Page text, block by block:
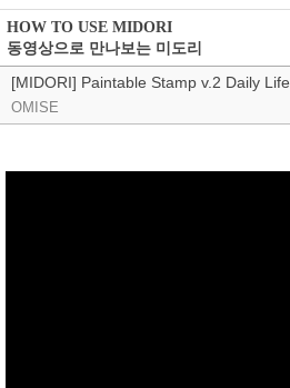
HOW TO USE MIDORI
동영상으로 만나보는 미도리
[MIDORI] Paintable Stamp v.2 Daily Life
OMISE